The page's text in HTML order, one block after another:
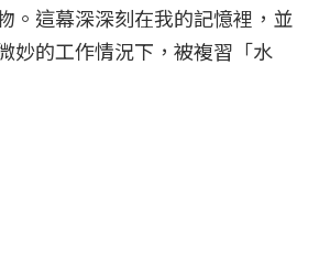
。這幕深深刻在我的記憶裡，並
妙的工作情況下，被複習「水